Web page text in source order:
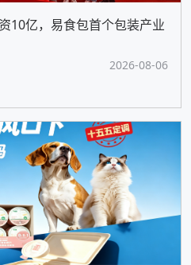
10亿，易食包首个包装产业
2026-08-06